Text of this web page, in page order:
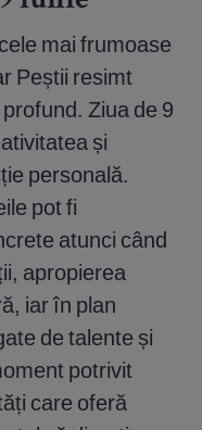
mai frumoase
Peștii resimt
Ziua de 9
și
personală.
pot fi
atunci când
apropierea
iar în plan
de talente și
potrivit
care oferă